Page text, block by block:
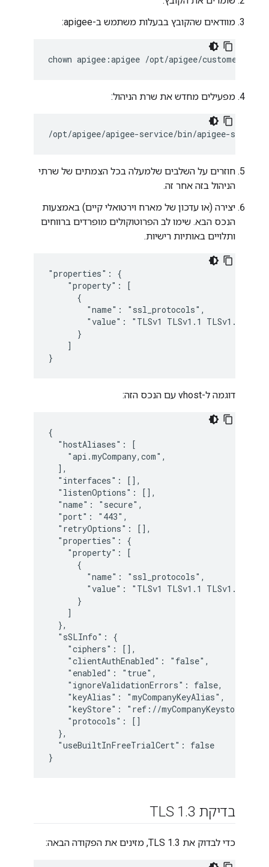
מוודאים שהקובץ בבעלות משתמש ב-apigee:
chown apigee:apigee /opt/apigee/customer/
מפעילים מחדש את שרת הניהול:
/opt/apigee/apigee-service/bin/apigee-service
חוזרים על השלבים שלמעלה בכל הצמתים של שרתי
הניהול בזה אחר זה.
יצירה (או עדכון של מארח וירטואלי קיים) באמצעות
הנכס הבא. שימו לב הפרוטוקולים מופרדים ברווחים
ותלויים באותיות רישיות.
"properties": {
    "property": [
      {
        "name": "ssl_protocols",
"value": "TLSv1 TLSv1.1 TLSv1.2
      }
    ]
}
דוגמה ל-vhost עם הנכס הזה:
{
  "hostAliases": [
    "api.myCompany,com",
  ],
  "interfaces": [],
  "listenOptions": [],
  "name": "secure",
  "port": "443",
  "retryOptions": [],
  "properties": {
    "property": [
      {
        "name": "ssl_protocols",
"value": "TLSv1 TLSv1.1 TLSv1.2
      }
    ]
  },
  "sSLInfo": {
    "ciphers": [],
    "clientAuthEnabled": "false",
    "enabled": "true",
    "ignoreValidationErrors": false,
    "keyAlias": "myCompanyKeyAlias",
    "keyStore": "ref://myCompanyKeystoreref",
    "protocols": []
  },
  "useBuiltInFreeTrialCert": false
}
בדיקת TLS 1 .3
כדי לבדוק את TLS 1.3, מזינים את הפקודה הבאה: